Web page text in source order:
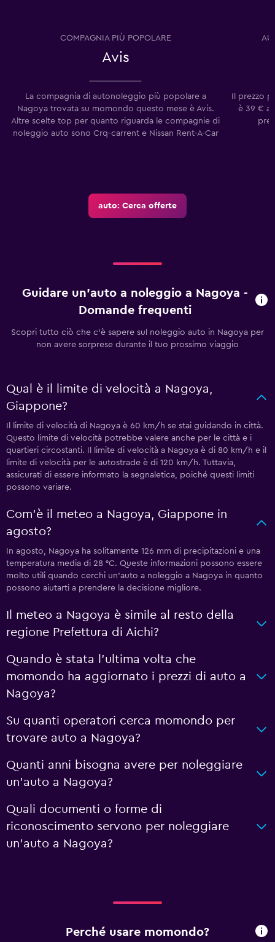
COMPAGNIA PIÙ POPOLARE
Avis
La compagnia di autonoleggio più popolare a
Nagoya trovata su momondo questo mese è Avis.
Altre scelte top per quanto riguarda le compagnie di
noleggio auto sono Crq-carrent e Nissan Rent-A-Car
Il prezzo
è 39 € al
auto: Cerca offerte
Guidare un'auto a noleggio a Nagoya -
Domande frequenti
Scopri tutto ciò che c'è sapere sul noleggio auto in Nagoya per
non avere sorprese durante il tuo prossimo viaggio
Qual è il limite di velocità a Nagoya,
Giappone?
Il limite di velocità di Nagoya è 60 km/h se stai guidando in città.
Questo limite di velocità potrebbe valere anche per le città e i
quartieri circostanti. Il limite di velocità a Nagoya è di 80 km/h e il
limite di velocità per le autostrade è di 120 km/h. Tuttavia,
assicurati di essere informato la segnaletica, poiché questi limiti
possono variare.
Com'è il meteo a Nagoya, Giappone in
agosto?
In agosto, Nagoya ha solitamente 126 mm di precipitazioni e una
temperatura media di 28 °C. Queste informazioni possono essere
molto utili quando cerchi un'auto a noleggio a Nagoya in quanto
possono aiutarti a prendere la decisione migliore.
Il meteo a Nagoya è simile al resto della
regione Prefettura di Aichi?
Quando è stata l'ultima volta che
momondo ha aggiornato i prezzi di auto a
Nagoya?
Su quanti operatori cerca momondo per
trovare auto a Nagoya?
Quanti anni bisogna avere per noleggiare
un'auto a Nagoya?
Quali documenti o forme di
riconoscimento servono per noleggiare
un'auto a Nagoya?
Perché usare momondo?